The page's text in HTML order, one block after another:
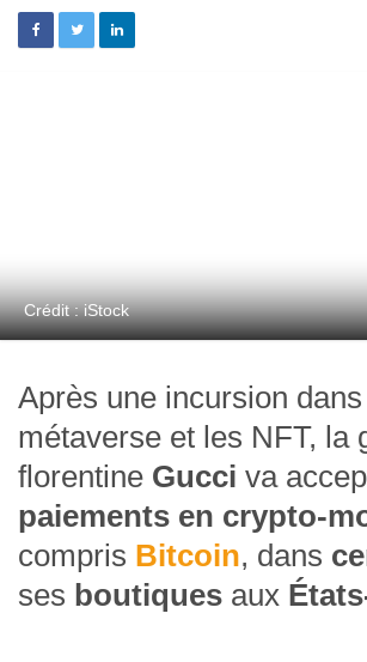
Crédit : iStock
Après une incursion
métaverse et les NFT, la
florentine Gucci va
paiements en crypto-
compris Bitcoin, dans
ses boutiques aux